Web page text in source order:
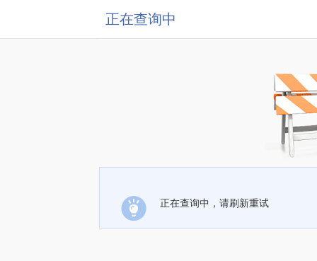
正在查询中
正在查询中，请刷新重试